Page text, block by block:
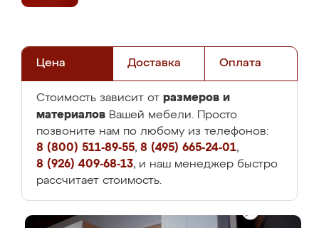
Цена Доставка Оплата
Стоимость зависит от размеров и
материалов Вашей мебели. Просто
позвоните нам по любому из телефонов:
8 (800) 511-89-55, 8 (495) 665-24-01,
8 (926) 409-68-13, и наш менеджер быстро
рассчитает стоимость.